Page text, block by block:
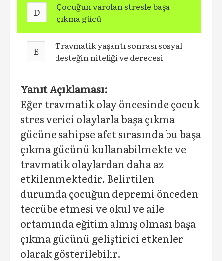
D
Çocuğun varolan stresle başa
çıkma gücü
E
Travmatik yaşantı sonrası sosyal
desteğin niteliği ve derecesi
Yanıt Açıklaması:
Eğer travmatik olay öncesinde çocuk
stres verici olaylarla başa çıkma
gücüne sahipse afet sırasında bu başa
çıkma gücünü kullanabilmekte ve
travmatik olaylardan daha az
etkilenmektedir. Belirtilen
durumda çocuğun depremi önceden
tecrübe etmesi ve okul ve aile
ortamında eğitim almış olması başa
çıkma gücünü geliştirici etkenler
olarak gösterilebilir.